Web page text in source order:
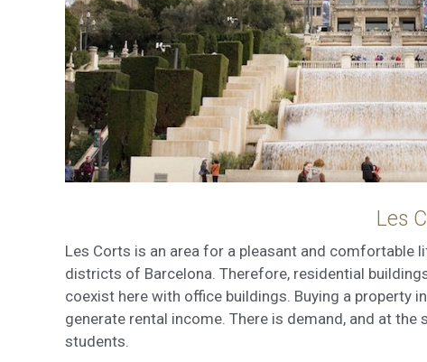
Les
Les Corts is an area for a pleasant and comfortable
districts of Barcelona. Therefore, residential
coexist here with office buildings. Buying a property
generate rental income. There is demand, and at
students.